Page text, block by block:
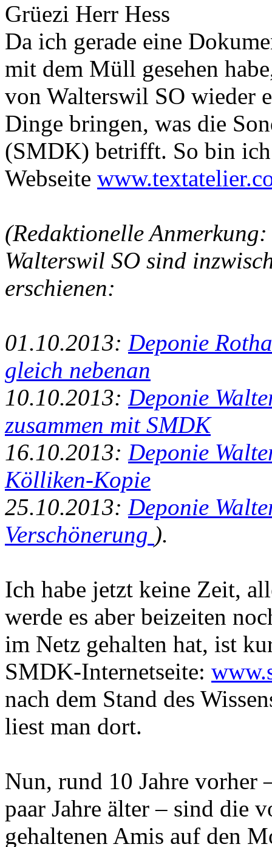
Grüezi Herr Hess
Da ich gerade eine
mit dem Müll gesehen
von Walterswil SO wieder
Dinge bringen, was die
(SMDK) betrifft. So bin
Webseite
(Redaktionelle
Walterswil SO sind
erschienen:
01.10.2013: Deponie
gleich nebenan
10.10.2013: Deponie
zusammen mit SMDK
16.10.2013: Deponie
Kölliken-Kopie
25.10.2013: Deponie
Verschönerung ).
Ich habe jetzt keine Zeit,
werde es aber beizeiten
im Netz gehalten hat, ist
SMDK-Internetseite:
nach dem Stand des
liest man dort.
Nun, rund 10 Jahre vorher
paar Jahre älter – sind die
gehaltenen Amis auf den